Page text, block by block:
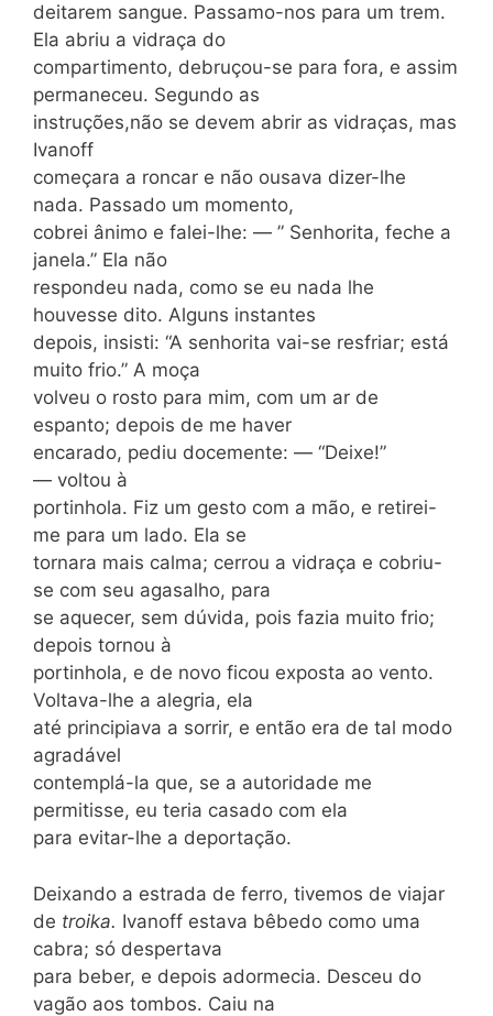
deitarem sangue. Passamo-nos para um trem.
Ela abriu a vidraça do
compartimento, debruçou-se para fora, e assim
permaneceu. Segundo as
instruções,não se devem abrir as vidraças, mas
Ivanoff
começara a roncar e não ousava dizer-lhe
nada. Passado um momento,
cobrei ânimo e falei-lhe: — ” Senhorita, feche a
janela.” Ela não
respondeu nada, como se eu nada lhe
houvesse dito. Alguns instantes
depois, insisti: “A senhorita vai-se resfriar; está
muito frio.” A moça
volveu o rosto para mim, com um ar de
espanto; depois de me haver
encarado, pediu docemente: — “Deixe!”
— voltou à
portinhola. Fiz um gesto com a mão, e retirei-
me para um lado. Ela se
tornara mais calma; cerrou a vidraça e cobriu-
se com seu agasalho, para
se aquecer, sem dúvida, pois fazia muito frio;
depois tornou à
portinhola, e de novo ficou exposta ao vento.
Voltava-lhe a alegria, ela
até principiava a sorrir, e então era de tal modo
agradável
contemplá-la que, se a autoridade me
permitisse, eu teria casado com ela
para evitar-lhe a deportação.
Deixando a estrada de ferro, tivemos de viajar
de troika. Ivanoff estava bêbedo como uma
cabra; só despertava
para beber, e depois adormecia. Desceu do
vagão aos tombos. Caiu na